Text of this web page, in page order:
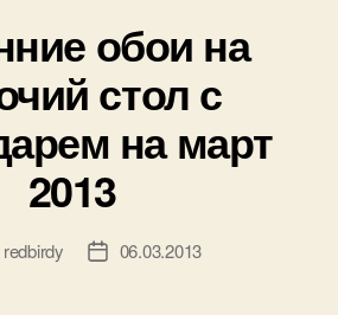
2013”
обои на
стол с
на март
2013
redbirdy
Дата06.03.2013